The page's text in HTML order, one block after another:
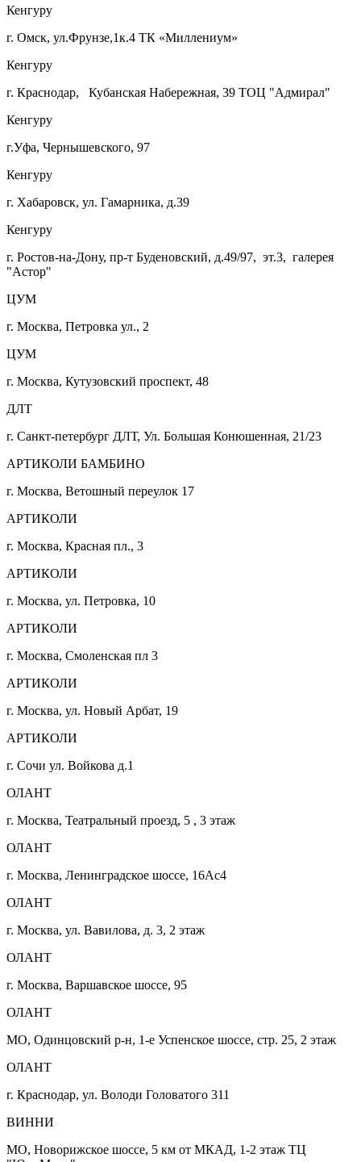
Кенгуру
г. Омск, ул.Фрунзе,1к.4 ТК «Миллениум»
Кенгуру
г. Краснодар, Кубанская Набережная, 39 ТОЦ "Адмирал"
Кенгуру
г.Уфа, Чернышевского, 97
Кенгуру
г. Хабаровск, ул. Гамарника, д.39
Кенгуру
г. Ростов-на-Дону, пр-т Буденовский, д.49/97, эт.3, галерея
"Астор"
ЦУМ
г. Москва, Петровка ул., 2
ЦУМ
г. Москва, Кутузовский проспект, 48
ДЛТ
г. Санкт-петербург ДЛТ, Ул. Большая Конюшенная, 21/23
АРТИКОЛИ БАМБИНО
г. Москва, Ветошный переулок 17
АРТИКОЛИ
г. Москва, Красная пл., 3
АРТИКОЛИ
г. Москва, ул. Петровка, 10
АРТИКОЛИ
г. Москва, Смоленская пл 3
АРТИКОЛИ
г. Москва, ул. Новый Арбат, 19
АРТИКОЛИ
г. Сочи ул. Войкова д.1
ОЛАНТ
г. Москва, Театральный проезд, 5 , 3 этаж
ОЛАНТ
г. Москва, Ленинградское шоссе, 16Ас4
ОЛАНТ
г. Москва, ул. Вавилова, д. 3, 2 этаж
ОЛАНТ
г. Москва, Варшавское шоссе, 95
ОЛАНТ
МО, Одинцовский р-н, 1-е Успенское шоссе, стр. 25, 2 этаж
ОЛАНТ
г. Краснодар, ул. Володи Головатого 311
ВИННИ
МО, Новорижское шоссе, 5 км от МКАД, 1-2 этаж ТЦ